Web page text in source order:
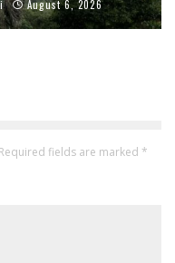
August 6, 2026
Required fields are marked *